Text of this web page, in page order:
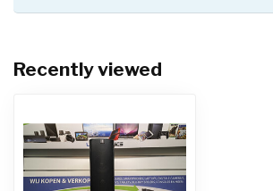
Recently viewed